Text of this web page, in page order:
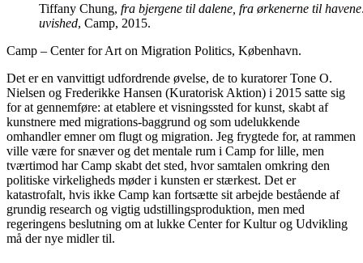
Tiffany Chung, fra bjergene til dalene, fra ørkenerne til
uvished, Camp, 2015.
Camp – Center for Art on Migration Politics, København.
Det er en vanvittigt udfordrende øvelse, de to kuratorer Tone O.
Nielsen og Frederikke Hansen (Kuratorisk Aktion) i 2015 satte sig
for at gennemføre: at etablere et visningssted for kunst, skabt af
kunstnere med migrations-baggrund og som udelukkende
omhandler emner om flugt og migration. Jeg frygtede for, at rammen
ville være for snæver og det mentale rum i Camp for lille, men
tværtimod har Camp skabt det sted, hvor samtalen omkring den
politiske virkeligheds møder i kunsten er stærkest. Det er
katastrofalt, hvis ikke Camp kan fortsætte sit arbejde bestående af
grundig research og vigtig udstillingsproduktion, men med
regeringens beslutning om at lukke Center for Kultur og Udvikling
må der nye midler til.